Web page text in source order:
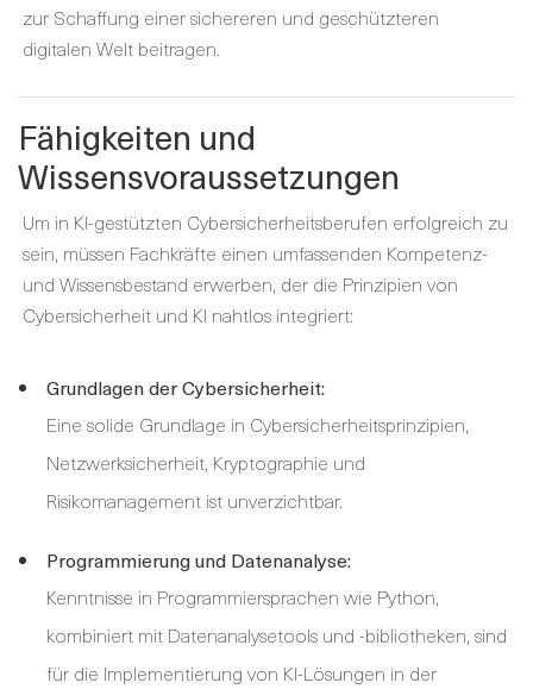
zur Schaffung einer sichereren und geschützteren
digitalen Welt beitragen.
Fähigkeiten und
Wissensvoraussetzungen
Um in KI-gestützten Cybersicherheitsberufen erfolgreich zu
sein, müssen Fachkräfte einen umfassenden Kompetenz-
und Wissensbestand erwerben, der die Prinzipien von
Cybersicherheit und KI nahtlos integriert:
Grundlagen der Cybersicherheit:
Eine solide Grundlage in Cybersicherheitsprinzipien,
Netzwerksicherheit, Kryptographie und
Risikomanagement ist unverzichtbar.
Programmierung und Datenanalyse:
Kenntnisse in Programmiersprachen wie Python,
kombiniert mit Datenanalysetools und -bibliotheken, sind
für die Implementierung von KI-Lösungen in der